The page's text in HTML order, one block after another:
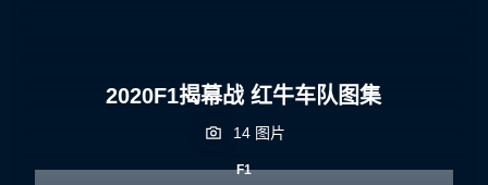
2020F1揭幕战 红牛车队图集
14 图片
F1